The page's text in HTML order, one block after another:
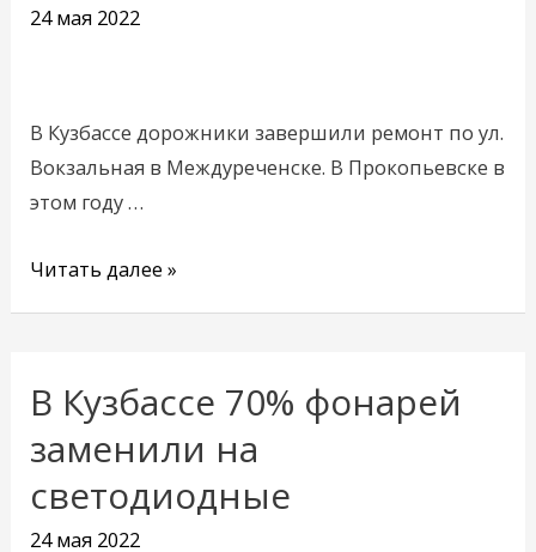
24 мая 2022
В Кузбассе дорожники завершили ремонт по ул.
Вокзальная в Междуреченске. В Прокопьевске в
этом году …
в
72
объекта
Читать далее »
В Кузбассе 70% фонарей
заменили на
светодиодные
24 мая 2022
В
Кузбассе
70%
фонарей
заменили